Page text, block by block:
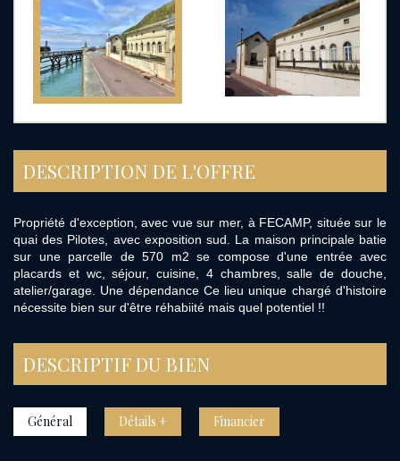
DESCRIPTION DE L'OFFRE
Propriété d'exception, avec vue sur mer, à FECAMP, située sur le
quai des Pilotes, avec exposition sud. La maison principale batie
sur une parcelle de 570 m2 se compose d'une entrée avec
placards et wc, séjour, cuisine, 4 chambres, salle de douche,
atelier/garage. Une dépendance Ce lieu unique chargé d'histoire
nécessite bien sur d'être réhabiité mais quel potentiel !!
DESCRIPTIF DU BIEN
Général Détails + Financier